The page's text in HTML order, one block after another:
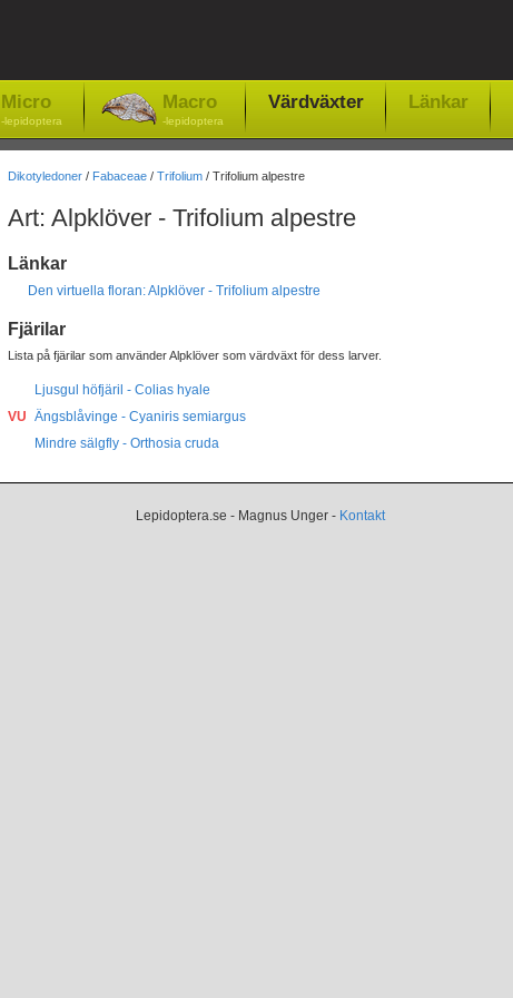
Micro
-lepidoptera
Macro
-lepidoptera
Värdväxter Länkar
Dikotyledoner/ Fabaceae/ Trifolium/ Trifolium alpestre
Art: Alpklöver - Trifolium alpestre
Länkar
Den virtuella floran: Alpklöver - Trifolium alpestre
Fjärilar
Lista på fjärilar som använder Alpklöver som värdväxt för dess larver.
Ljusgul höfjäril - Colias hyale
VU Ängsblåvinge - Cyaniris semiargus
Mindre sälgfly - Orthosia cruda
Lepidoptera.se - Magnus Unger - Kontakt